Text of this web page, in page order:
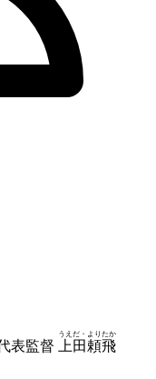
表監督 上田頼飛
うえだ・よりたか